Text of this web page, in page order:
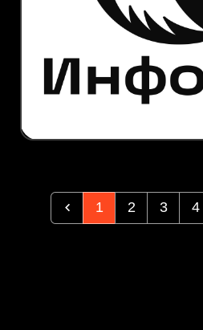
1 2 3 4